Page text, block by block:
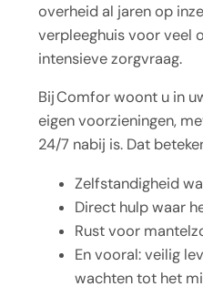
overheid al jaren op
verpleeghuis voor veel
intensieve zorgvraag.
Bij Comfor woont u in
eigen voorzieningen,
24/7 nabij is. Dat
Zelfstandigheid
Direct hulp waar
Rust voor
En vooral: veilig
wachten tot het